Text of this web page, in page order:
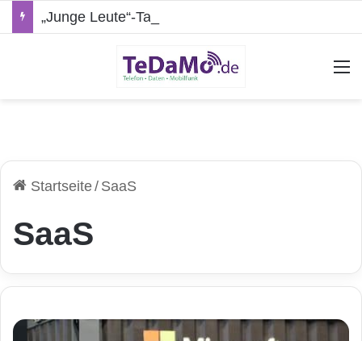
Startseite/ SaaS
SaaS